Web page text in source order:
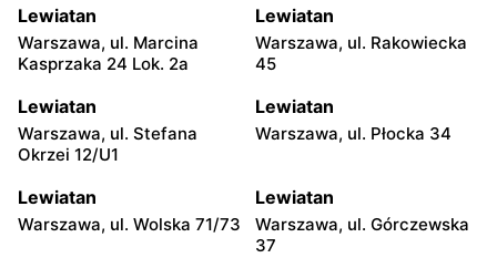
Lewiatan
Warszawa, ul. Marcina
Kasprzaka 24 Lok. 2a
Lewiatan
Warszawa, ul. Rakowiecka
45
Lewiatan
Warszawa, ul. Stefana
Okrzei 12/U1
Lewiatan
Warszawa, ul. Płocka 34
Lewiatan
Warszawa, ul. Wolska 71/73
Lewiatan
Warszawa, ul. Górczewska
37